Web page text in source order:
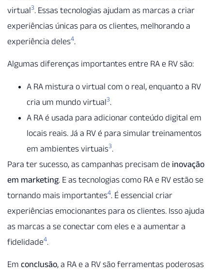
virtual3. Essas tecnologias ajudam as marcas a criar
experiências únicas para os clientes, melhorando a
experiência deles4.
Algumas diferenças importantes entre RA e RV são:
A RA mistura o virtual com o real, enquanto a RV
cria um mundo virtual3.
A RA é usada para adicionar conteúdo digital em
locais reais. Já a RV é para simular treinamentos
em ambientes virtuais3.
Para ter sucesso, as campanhas precisam de inovação
em marketing. E as tecnologias como RA e RV estão se
tornando mais importantes4. É essencial criar
experiências emocionantes para os clientes. Isso ajuda
as marcas a se conectar com eles e a aumentar a
fidelidade4.
Em conclusão, a RA e a RV são ferramentas poderosas